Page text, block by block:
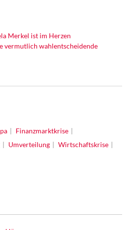
Merkel ist im Herzen
vermutlich wahlentscheidende
Finanzmarktkrise
Umverteilung
Wirtschaftskrise